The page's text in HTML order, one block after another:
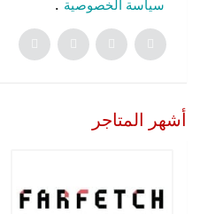
سياسة الخصوصية .
أشهر المتاجر